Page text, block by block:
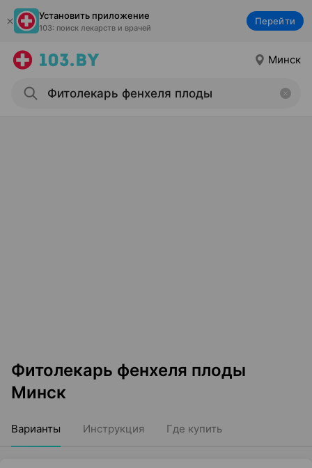
Установить приложение
103: поиск лекарств и врачей
Перейти
Минск
Фитолекарь фенхеля плоды
Минск
Варианты Инструкция Где купить